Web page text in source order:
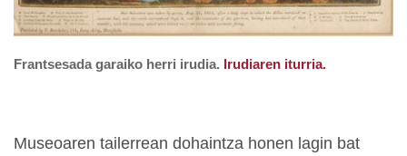
Frantsesada garaiko herri irudia. Irudiaren iturria.
Museoaren tailerrean dohaintza honen lagin bat